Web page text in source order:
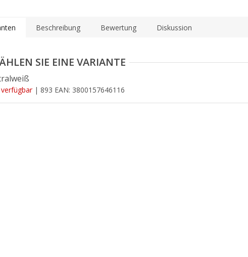
Beschreibung Bewertung Diskussion
| 893 EAN: 3800157646116